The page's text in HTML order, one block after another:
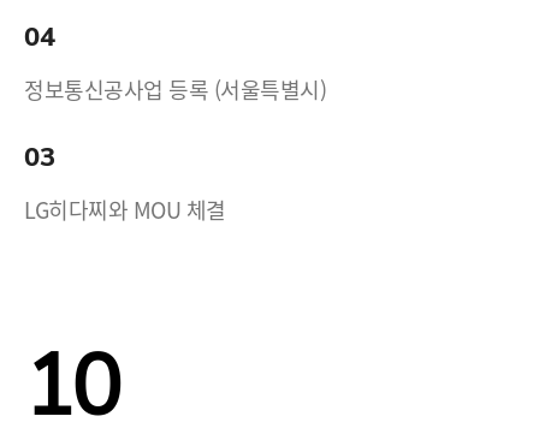
04
정보통신공사업 등록 (서울특별시)
03
LG히다찌와 MOU 체결
10